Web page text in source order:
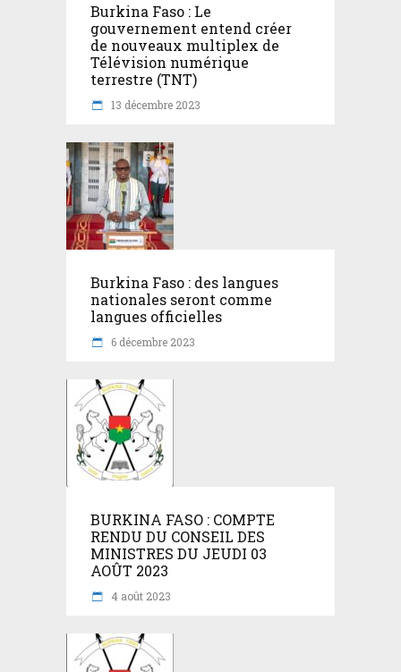
Burkina Faso : Le
gouvernement entend créer
de nouveaux multiplex de
Télévision numérique
terrestre (TNT)
13 décembre 2023
Burkina Faso : des langues
nationales seront comme
langues officielles
6 décembre 2023
BURKINA FASO : COMPTE
RENDU DU CONSEIL DES
MINISTRES DU JEUDI 03
AOÛT 2023
4 août 2023